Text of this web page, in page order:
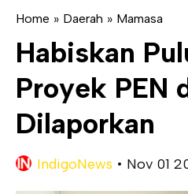
Perizinan Air
Kecewa
Soroti
Home » Daerah » Mamasa
Habiskan
Proyek PEN
Dilaporkan
IndigoNews • Nov 01